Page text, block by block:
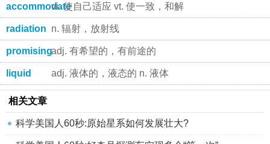
accommodatevi. 使自己适应 vt. 使一致，和解；提供方便；容纳
radiation n. 辐射，放射线
promisingadj. 有希望的，有前途的
liquid adj. 液体的，液态的 n. 液体
相关文章
科学美国人60秒:原始星系如何发展壮大?